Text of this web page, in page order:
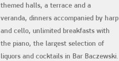
themed halls, a terrace and a
veranda, dinners accompanied by harp
and cello, unlimited breakfasts with
the piano, the largest selection of
liquors and cocktails in Bar Baczewski.